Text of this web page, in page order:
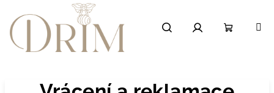
obsah